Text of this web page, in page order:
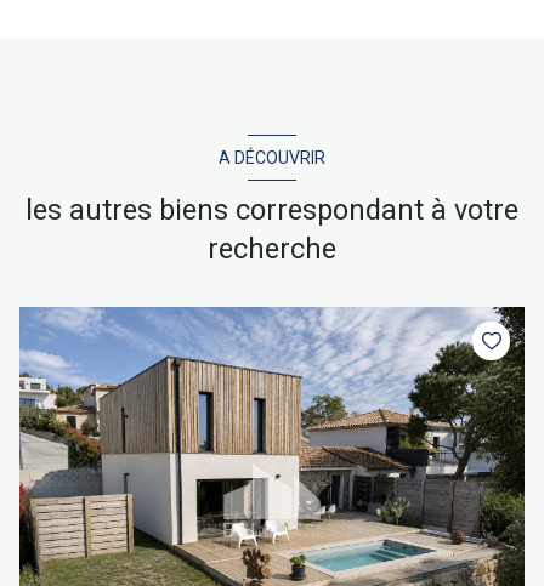
A DÉCOUVRIR
les autres biens correspondant à votre
recherche